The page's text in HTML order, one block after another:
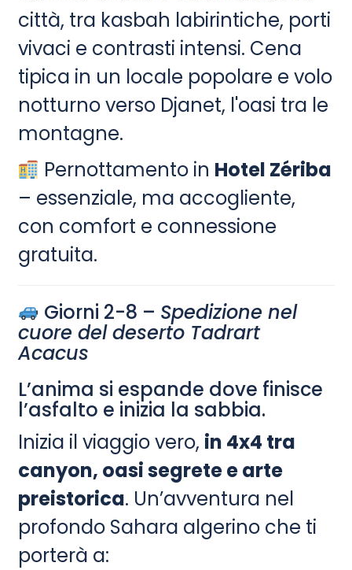
città, tra kasbah labirintiche, porti
vivaci e contrasti intensi. Cena
tipica in un locale popolare e volo
notturno verso Djanet, l'oasi tra le
montagne.
Pernottamento in Hotel Zériba
– essenziale, ma accogliente,
con comfort e connessione
gratuita.
Giorni 2-8 – Spedizione nel
cuore del deserto Tadrart
Acacus
L’anima si espande dove finisce
l’asfalto e inizia la sabbia.
Inizia il viaggio vero, in 4x4 tra
canyon, oasi segrete e arte
preistorica. Un’avventura nel
profondo Sahara algerino che ti
porterà a: